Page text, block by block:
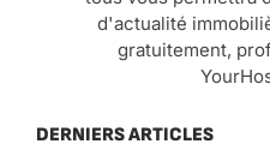
d'actualité
gratuitement,
DERNIERS ARTICLES